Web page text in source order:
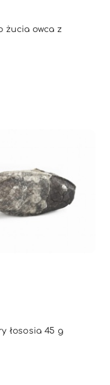
żucia owca z
łososia 45 g